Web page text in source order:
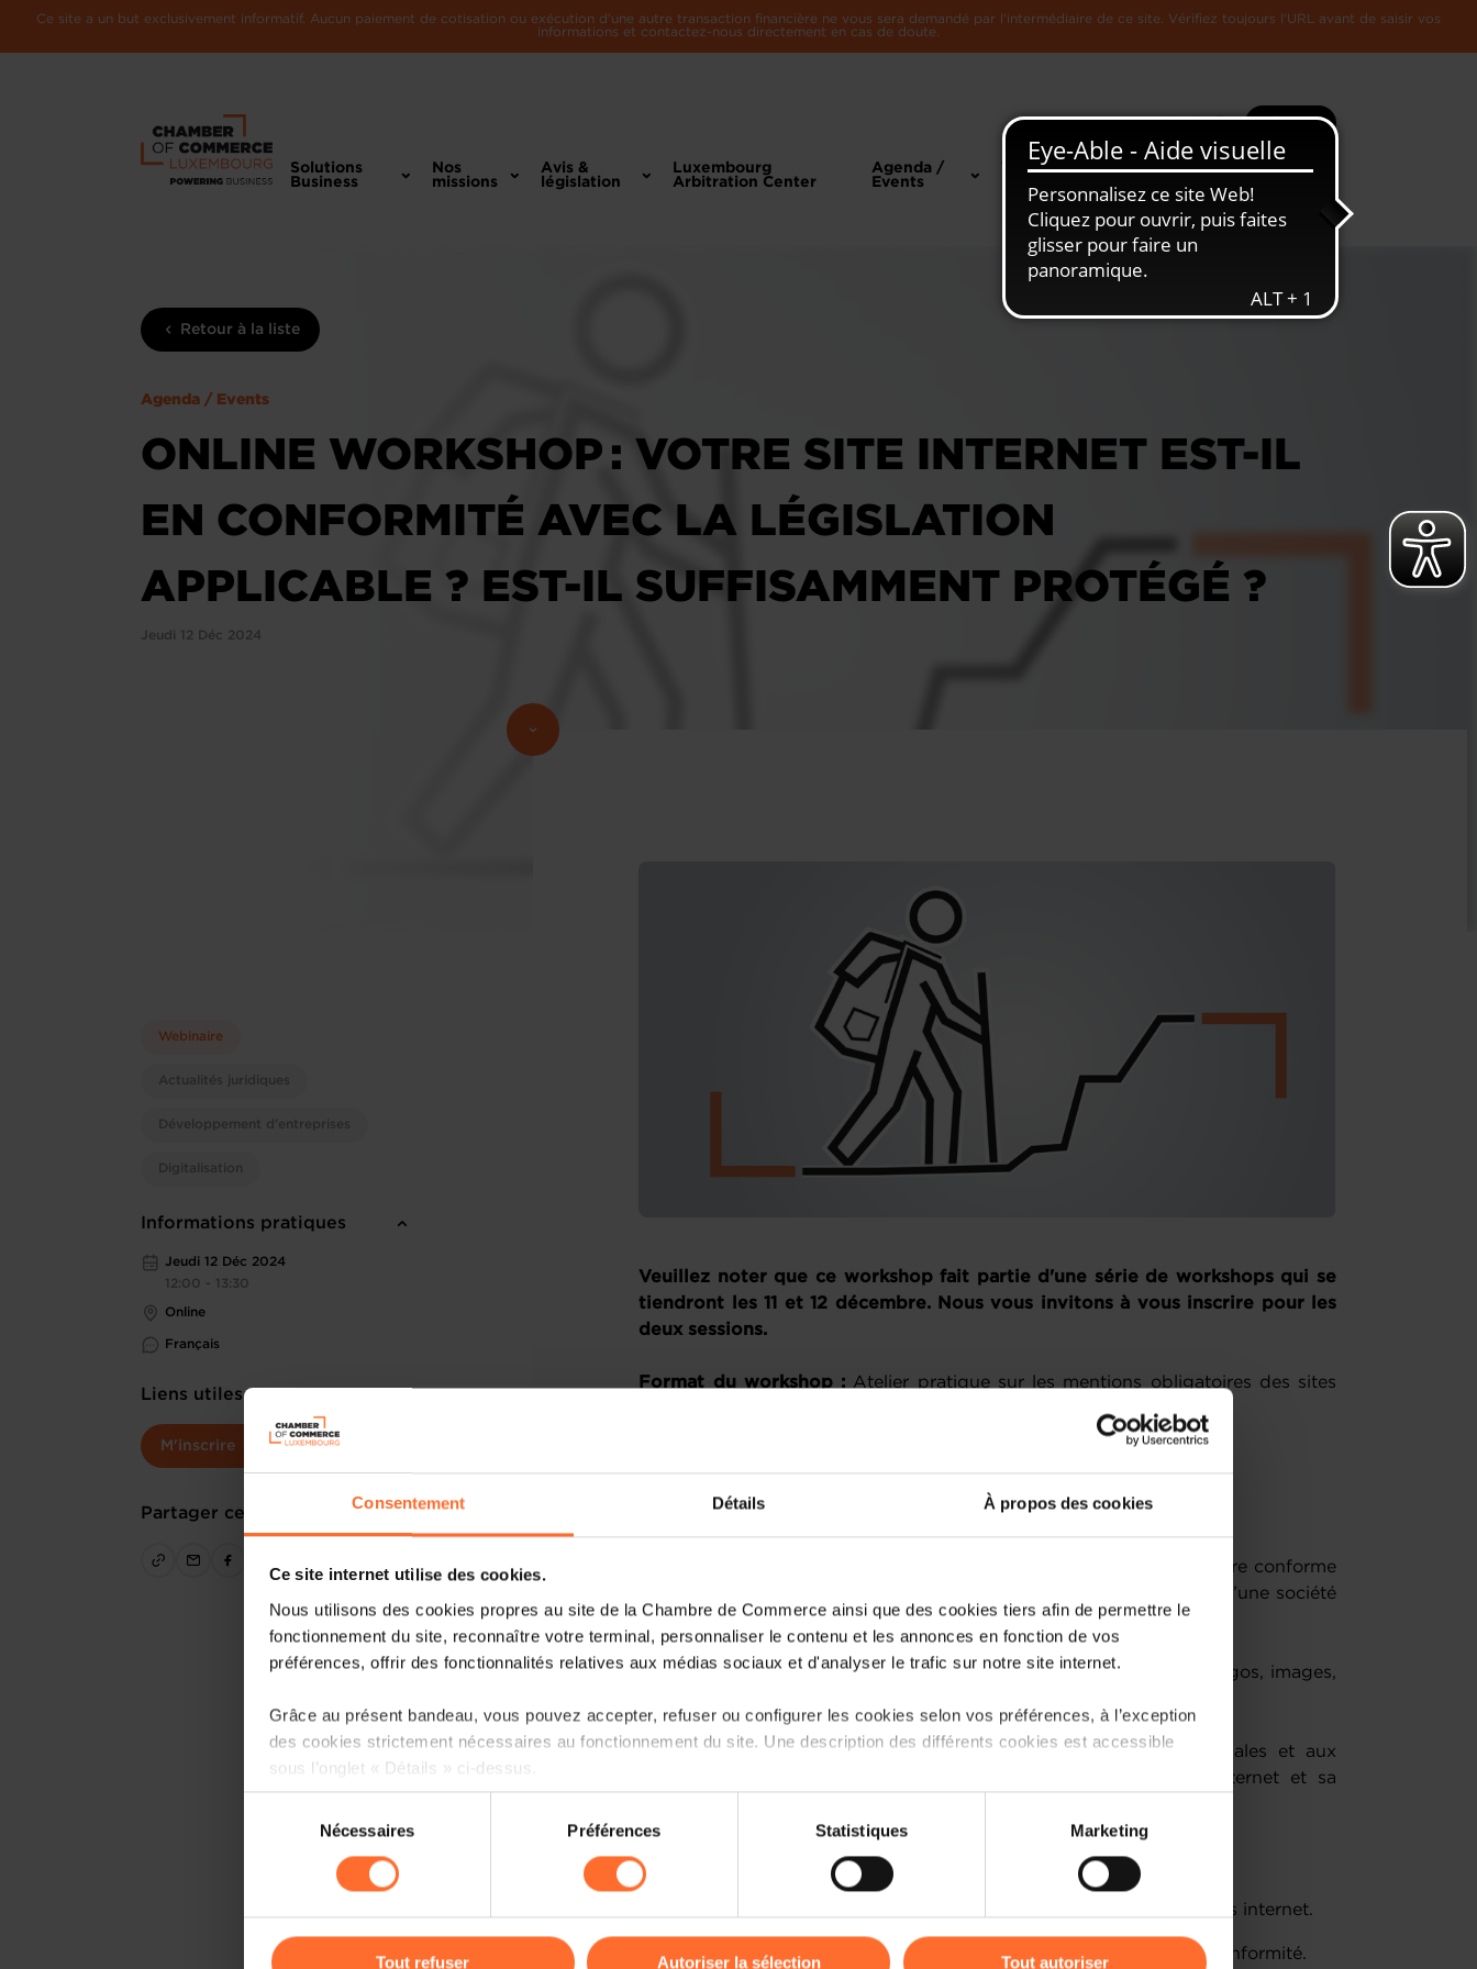
Consentement Détails À propos des cookies
Ce site internet utilise des cookies.
Nous utilisons des cookies propres au site de la Chambre de Commerce ainsi que des cookies tiers afin de permettre le
fonctionnement du site, reconnaître votre terminal, personnaliser le contenu et les annonces en fonction de vos
préférences, offrir des fonctionnalités relatives aux médias sociaux et d'analyser le trafic sur notre site internet.
Grâce au présent bandeau, vous pouvez accepter, refuser ou configurer les cookies selon vos préférences, à l’exception
des cookies strictement nécessaires au fonctionnement du site. Une description des différents cookies est accessible
sous l’onglet « Détails » ci-dessus.
Il est précisé que la navigation sur le site et certaines fonctionnalités (ex : lecture de vidéos, partage sur les réseaux
sociaux, sauvegarde des préférences de lecture vidéo, personnalisation de l’affichage du site) peuvent être affectées en
cas de refus de tous les cookies ou des cookies non nécessaires.
gauche de chaque page.
consentement
Nécessaires Préférences Statistiques Marketing
Tout refuser Autoriser la sélection Tout autoriser
Ce site a un but exclusivement informatif. Aucun paiement de cotisation ou exécution d'une autre transaction financière ne vous sera demandé par l'intermédiaire de ce site. Vérifiez toujours l'URL avant de saisir vos
informations et contactez-nous directement en cas de doute.
Recherche Plus
Solutions
Business
Nos
missions
Avis &
législation
Luxembourg
Arbitration Center
Agenda /
Events
Toute
L'Economie
Retour à la liste
Agenda / Events
ONLINE WORKSHOP : VOTRE SITE INTERNET EST-IL
EN CONFORMITÉ AVEC LA LÉGISLATION
APPLICABLE ? EST-IL SUFFISAMMENT PROTÉGÉ ?
Jeudi 12 Déc 2024
Webinaire
Actualités juridiques
Développement d'entreprises
Digitalisation
Informations pratiques
Jeudi 12 Déc 2024
12:00 - 13:30
Online
Français
Liens utiles
M'inscrire
Partager cet article
Veuillez noter que ce workshop fait partie d'une série de workshops qui se
tiendront les 11 et 12 décembre. Nous vous invitons à vous inscrire pour les
deux sessions.
Format du workshop : Atelier pratique sur les mentions obligatoires des sites
Le site Internet est la vitrine virtuelle d’une entreprise.
(i) Il doit répondre à un certain nombre d’exigences légales pour être conforme
à la réglementation qu’il s’agisse d’un simple site de présentation d’une société
et de ses services ou bien encore d’un site de eCommerce.
(ii) Les éléments qui le composent (noms de domaines, marques, logos, images,
Ce workshop a pour but de vous sensibiliser aux exigences légales et aux
meilleures pratiques pour assurer la conformité de votre site internet et sa
Plan de la session :
Comprendre les principales réglementations applicables aux sites internet.
Identifier les risques juridiques et les conséquences de la non-conformité.